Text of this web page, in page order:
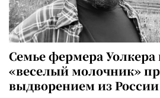
Семье фермера Уолкера
«веселый молочник»
выдворением из России